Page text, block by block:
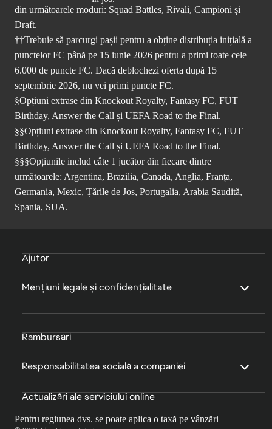
din următoarele moduri: Squad Battles, Rivali, Campioni și
Draft.
††Trebuie să parcurgi pașii pentru a obține distribuția inițială a
punctelor FC până pe 15 iunie 2026 pentru a primi toate cele
6.000 de puncte FC. Dacă deblochezi oferta după 15
septembrie 2026, nu vei primi puncte FC.
§Opțiuni extrase din Knockout Royalty, Fantasy FC, FUT
Birthday, Answer the Call și UEFA Road to the Final.
§§Opțiuni extrase din Knockout Royalty, Fantasy FC, FUT
Birthday, Answer the Call și UEFA Road to the Final.
§§§Opțiunile includ câte 1 jucător din fiecare dintre
următoarele: Argentina, Brazilia, Canada, Anglia, Franța,
Germania, Mexic, Țările de Jos, Portugalia, Arabia Saudită,
Spania, SUA.
Ajutor
Mențiuni legale și confidențialitate
Rambursări
Responsabilitatea socială a companiei
Actualizări ale serviciului online
Pentru regiunea dvs. se poate aplica o taxă pe vânzări